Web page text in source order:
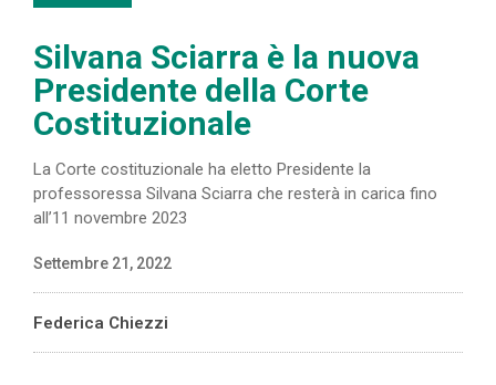
Silvana Sciarra è la nuova
Presidente della Corte
Costituzionale
La Corte costituzionale ha eletto Presidente la
professoressa Silvana Sciarra che resterà in carica fino
all’11 novembre 2023
Settembre 21, 2022
Federica Chiezzi